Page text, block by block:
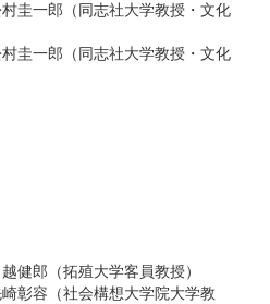
一郎（同志社大学教授・文化
一郎（同志社大学教授・文化
郎（拓殖大学客員教授）
容（社会構想大学院大学教